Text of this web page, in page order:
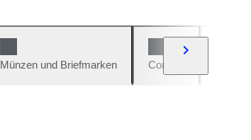
Münzen und Briefmarken Comics